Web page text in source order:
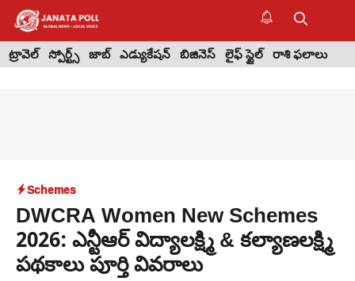
Skip
content
ట్రావెల్ స్పోర్ట్స్ జాబ్ ఎడ్యుకేషన్ బిజినెస్ లైఫ్ స్టైల్ రాశి ఫలాలు
Schemes
DWCRA Women New Schemes
2026: ఎన్టీఆర్ విద్యాలక్ష్మి & కల్యాణలక్ష్మి
పథకాలు పూర్తి వివరాలు